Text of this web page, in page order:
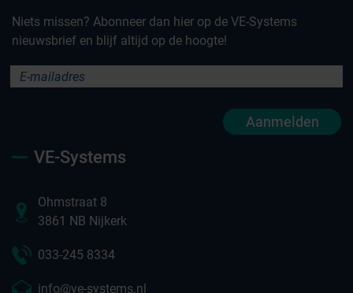
Niets missen? Abonneer dan hier op de VE-Systems
nieuwsbrief en blijf altijd op de hoogte!
Aanmelden
VE-Systems
Ohmstraat 8
3861 NB Nijkerk
033-245 8334
info@ve-systems.nl